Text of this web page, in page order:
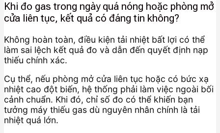
Khi đo gas trong ngày quá nóng hoặc phòng mở
cửa liên tục, kết quả có đáng tin không?
Không hoàn toàn, điều kiện tải nhiệt bất lợi có thể
làm sai lệch kết quả đo và dẫn đến quyết định nạp
thiếu chính xác.
Cụ thể, nếu phòng mở cửa liên tục hoặc có bức xạ
nhiệt cao đột biến, hệ thống phải làm việc ngoài bối
cảnh chuẩn. Khi đó, chỉ số đo có thể khiến bạn
tưởng máy thiếu gas dù nguyên nhân chính là tải
nhiệt quá lớn.